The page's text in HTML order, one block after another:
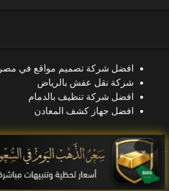
افضل شركة تصميم مواقع في مصر
شركة نقل عفش بالرياض
افضل شركة تنظيف بالدمام
افضل جهاز كشف المعادن
×